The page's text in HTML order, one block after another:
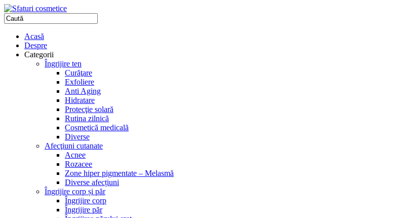
Acasă
Despre
Categorii
Îngrijire ten
Curăţare
Exfoliere
Anti Aging
Hidratare
Protecţie solară
Rutina zilnică
Cosmetică medicală
Diverse
Afecţiuni cutanate
Acnee
Rozacee
Zone hiper pigmentate – Melasmă
Diverse afecțiuni
Îngrijire corp și păr
Îngrijire corp
Îngrijire păr